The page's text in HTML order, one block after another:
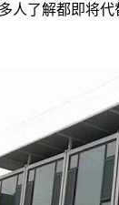
人了解都即将